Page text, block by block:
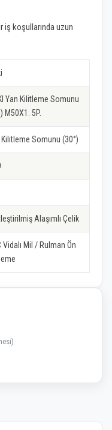
iş koşullarında uzun
Yan Kilitleme Somunu
M50X1. 5P.
Kilitleme Somunu (30°)
Alaşımlı Çelik
Vidalı Mil / Rulman Ön